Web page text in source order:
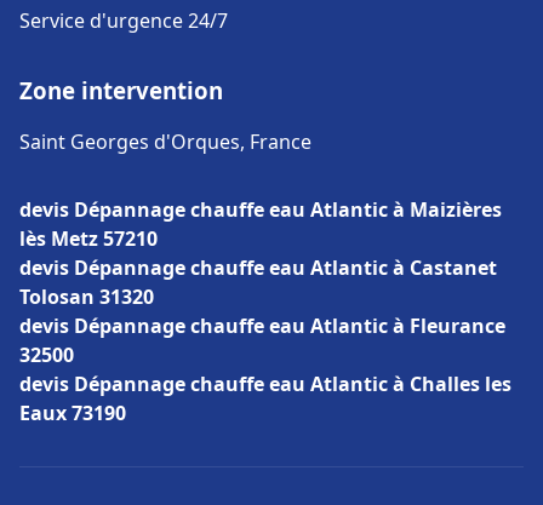
Service d'urgence 24/7
Zone intervention
Saint Georges d'Orques, France
devis Dépannage chauffe eau Atlantic à Maizières
lès Metz 57210
devis Dépannage chauffe eau Atlantic à Castanet
Tolosan 31320
devis Dépannage chauffe eau Atlantic à Fleurance
32500
devis Dépannage chauffe eau Atlantic à Challes les
Eaux 73190